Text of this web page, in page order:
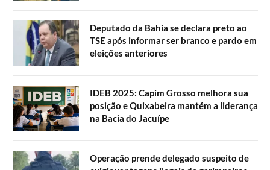
Deputado da Bahia se declara preto ao
TSE após informar ser branco e pardo em
eleições anteriores
IDEB 2025: Capim Grosso melhora sua
posição e Quixabeira mantém a liderança
na Bacia do Jacuípe
Operação prende delegado suspeito de